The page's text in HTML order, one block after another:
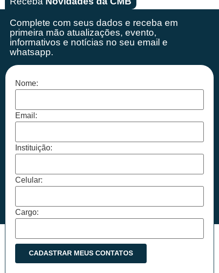
Complete com seus dados e receba em
primeira mão atualizações, evento,
informativos e notícias no seu email e
whatsapp.
Nome:
Email:
Instituição:
Celular:
Cargo: